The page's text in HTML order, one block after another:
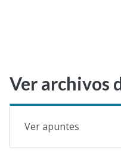
Ver archivos
Ver apuntes